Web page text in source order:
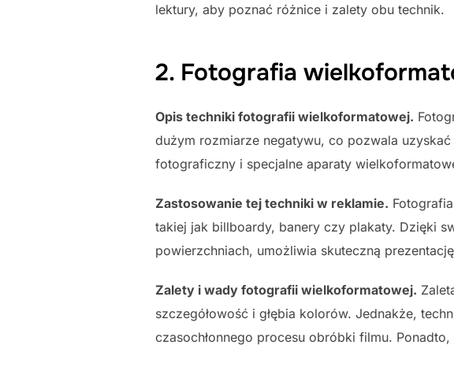
lektury, aby poznać różnice i zalety obu technik.
2. Fotografia
Opis techniki fotografii wielkoformatowej.
dużym rozmiarze negatywu, co pozwala
fotograficzny i specjalne aparaty
Zastosowanie tej techniki w reklamie.
takiej jak billboardy, banery czy plakaty. Dzięki
powierzchniach, umożliwia skuteczną
Zalety i wady fotografii wielkoformatowej.
szczegółowość i głębia kolorów. Jednakże,
czasochłonnego procesu obróbki filmu.